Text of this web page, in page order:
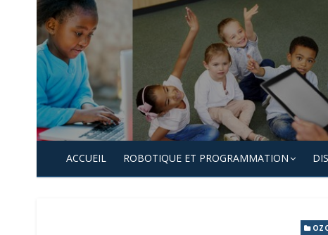
Skip
to
content
ACCUEIL ROBOTIQUE ET PROGRAMMATION